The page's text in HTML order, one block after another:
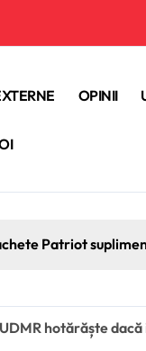
OPINII
Patriot
hotărăște